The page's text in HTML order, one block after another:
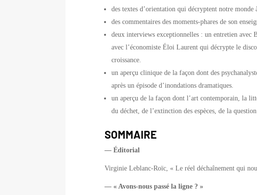
des textes d’orientation qui décryptent notre
des commentaires des moments-phares de son
deux interviews exceptionnelles : un entretien avec
avec l’économiste Éloi Laurent qui décrypte le
croissance.
un aperçu clinique de la façon dont des
après un épisode d’inondations dramatiques.
un aperçu de la façon dont l’art contemporain, la
du déchet, de l’extinction des espèces, de la
SOMMAIRE
— Éditorial
Virginie Leblanc-Roïc, « Le réel déchaînement qui
— « Avons-nous passé la ligne ? »